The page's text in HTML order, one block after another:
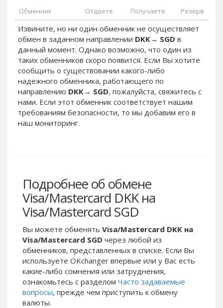
Обменник Отдаете Получаете Резерв
Извините, но ни один обменник не осуществляет
обмен в заданном направлении DKK→ SGD в
данный момент. Однако возможно, что один из
таких обменников скоро появится. Если Вы хотите
сообщить о существовании какого-либо
надежного обменника, работающего по
направлению DKK→ SGD, пожалуйста, свяжитесь с
нами. Если этот обменник соответствует нашим
требованиям безопасности, то мы добавим его в
наш мониторинг.
Подробнее об обмене
Visa/Mastercard DKK на
Visa/Mastercard SGD
Вы можете обменять Visa/Mastercard DKK на
Visa/Mastercard SGD через любой из
обменников, представленных в списке. Если Вы
используете OKchanger впервые или у Вас есть
какие-либо сомнения или затруднения,
ознакомьтесь с разделом Часто задаваемые
вопросы, прежде чем приступить к обмену
валюты.
PayPal CHF
PayPal MYR
Webmoney WMZ
Webmoney WMR
Webmoney WME
Webmoney WMU
Webmoney WMK
Webmoney WMG
Skril EUR
Skril INR
Skril PLN
Skril AUD
Skril NOK
Skril SEK
Paxum USD
Paxum EUR
PayPal CHF
PayPal MYR
Webmoney WMZ
Webmoney WMR
Webmoney WME
Webmoney WMU
Webmoney WMK
Skril EUR
Skril INR
Skril AUD
Skril NOK
Skril SEK
Paxum USD
Paxum EUR